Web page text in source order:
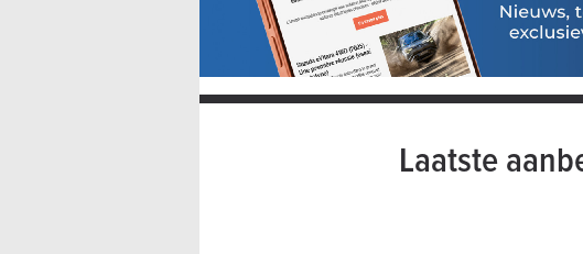
Laatste